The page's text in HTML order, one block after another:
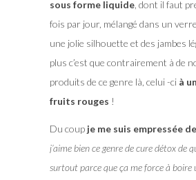
sous forme liquide, dont il faut
fois par jour, mélangé dans un
une jolie silhouette et des jambes
plus c’est que contrairement à de
produits de ce genre là, celui -ci à
fruits rouges !
Du coup je me suis empressée
j’aime bien ce genre de cure détox de
surtout parce que ça me force à boire